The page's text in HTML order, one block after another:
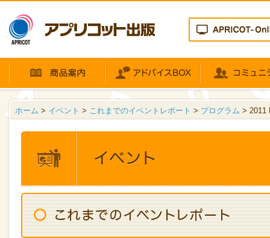
ホーム > イベント > これまでのイベントレポート > プログラム > 2011